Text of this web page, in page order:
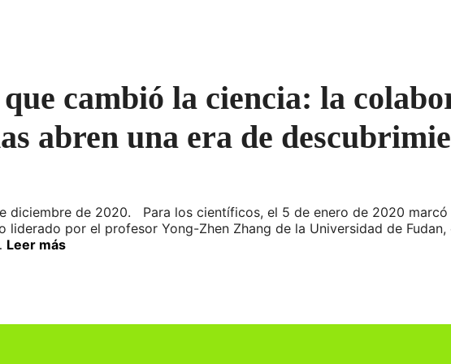
cambió la ciencia: la
abren una era de
diciembre de 2020. Para los científicos, el 5 de enero de 2020
liderado por el profesor Yong-Zhen Zhang de la Universidad de
Leer más